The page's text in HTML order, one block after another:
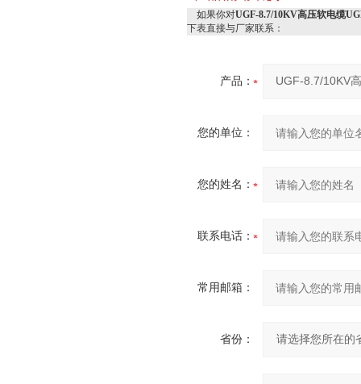
如果你对UGF-8.7/10KV高压软电缆
下表直接与厂家联系：
产品：
您的单位：
您的姓名：
联系电话：
常用邮箱：
省份：